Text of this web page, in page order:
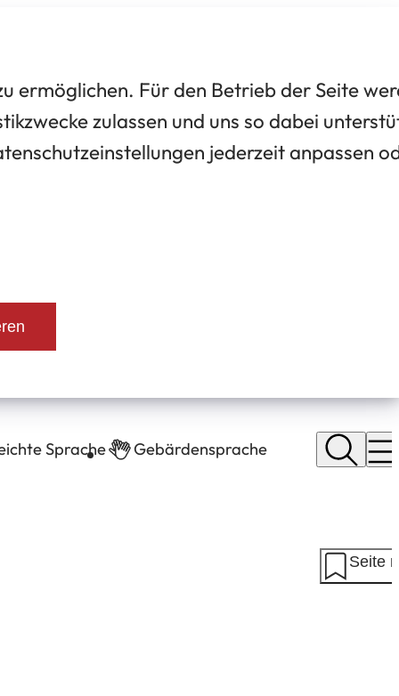
ermöglichen. Für den Betrieb der Seite
zulassen und uns so dabei
jederzeit anpassen
Sprache Gebärdensprache
Seite